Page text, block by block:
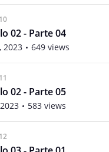
02 - Parte 04
2023 649 views
02 - Parte 05
583 views